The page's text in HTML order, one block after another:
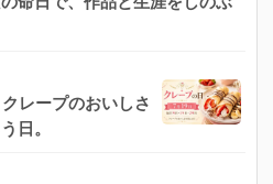
レープのおいしさ
日。